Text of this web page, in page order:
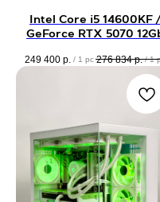
Intel Core i5 14600KF /
GeForce RTX 5070
249 400 р. / 1 pc 276 834 р. / 1